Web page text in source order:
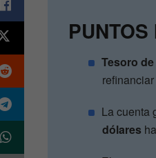
Tesoro
La cuenta
dólares